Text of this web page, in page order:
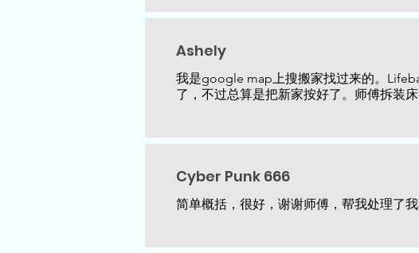
Ashely
我是google map上搜搬家找过来的。
了，不过总算是把新家按好了。师傅拆装
Cyber Punk 666
简单概括，很好，谢谢师傅，帮我处理了我